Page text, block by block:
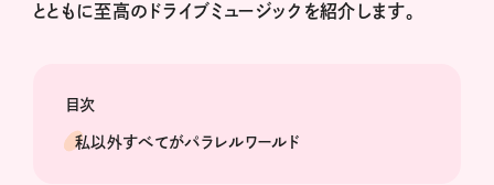
とともに至高のドライブミュージックを紹介します。
目次
私以外すべてがパラレルワールド